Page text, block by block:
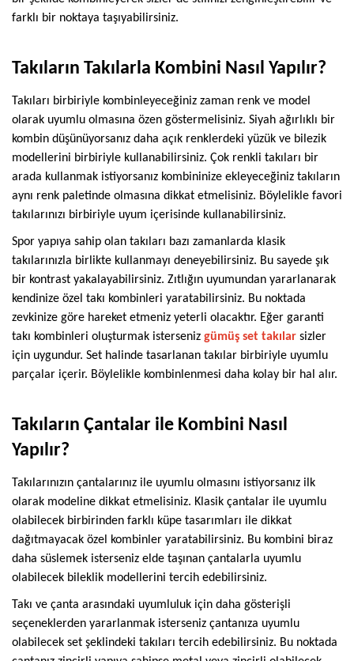
farklı bir noktaya taşıyabilirsiniz.
Takıların Takılarla Kombini Nasıl Yapılır?
Takıları birbiriyle kombinleyeceğiniz zaman renk ve model
olarak uyumlu olmasına özen göstermelisiniz. Siyah ağırlıklı bir
kombin düşünüyorsanız daha açık renklerdeki yüzük ve bilezik
modellerini birbiriyle kullanabilirsiniz. Çok renkli takıları bir
arada kullanmak istiyorsanız kombininize ekleyeceğiniz takıların
aynı renk paletinde olmasına dikkat etmelisiniz. Böylelikle favori
takılarınızı birbiriyle uyum içerisinde kullanabilirsiniz.
Spor yapıya sahip olan takıları bazı zamanlarda klasik
takılarınızla birlikte kullanmayı deneyebilirsiniz. Bu sayede şık
bir kontrast yakalayabilirsiniz. Zıtlığın uyumundan yararlanarak
kendinize özel takı kombinleri yaratabilirsiniz. Bu noktada
zevkinize göre hareket etmeniz yeterli olacaktır. Eğer garanti
takı kombinleri oluşturmak isterseniz gümüş set takılar sizler
için uygundur. Set halinde tasarlanan takılar birbiriyle uyumlu
parçalar içerir. Böylelikle kombinlenmesi daha kolay bir hal alır.
Takıların Çantalar ile Kombini Nasıl
Yapılır?
Takılarınızın çantalarınız ile uyumlu olmasını istiyorsanız ilk
olarak modeline dikkat etmelisiniz. Klasik çantalar ile uyumlu
olabilecek birbirinden farklı küpe tasarımları ile dikkat
dağıtmayacak özel kombinler yaratabilirsiniz. Bu kombini biraz
daha süslemek isterseniz elde taşınan çantalarla uyumlu
olabilecek bileklik modellerini tercih edebilirsiniz.
Takı ve çanta arasındaki uyumluluk için daha gösterişli
seçeneklerden yararlanmak isterseniz çantanıza uyumlu
olabilecek set şeklindeki takıları tercih edebilirsiniz. Bu noktada
Swarovski Gümüş
Takılar